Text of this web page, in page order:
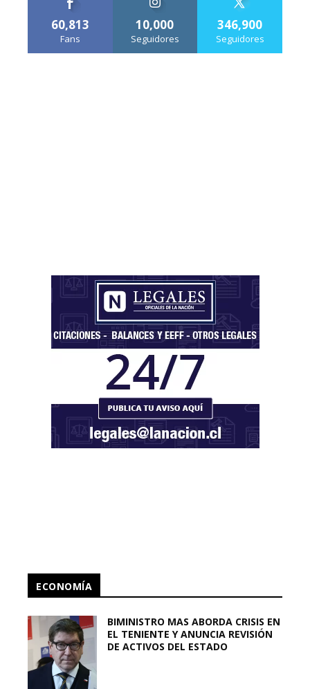
60,813
Fans
10,000
Seguidores
346,900
Seguidores
ECONOMÍA
BIMINISTRO MAS ABORDA CRISIS EN
EL TENIENTE Y ANUNCIA REVISIÓN
DE ACTIVOS DEL ESTADO